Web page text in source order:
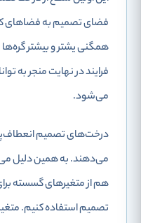
فضای تصمیم به فضاهای
همگنی یشتر و بیشتر
فرایند در نهایت منجر به
می‌شود.
درخت‌های تصمیم
می‌دهند. به همین دلیل
هم از متغیرهای گسسته
تصمیم استفاده کنیم.